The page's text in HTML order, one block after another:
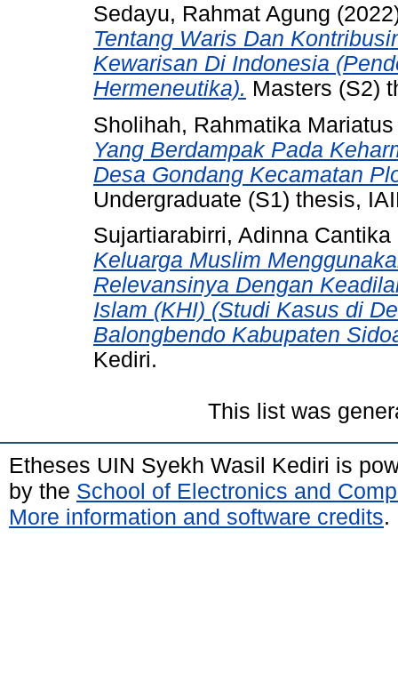
Sedayu, Rahmat Agung
Tentang Waris Dan
Kewarisan Di Indonesia
Hermeneutika). Masters (S2)
Sholihah, Rahmatika Mariatus
Yang Berdampak Pada
Desa Gondang Kecamatan
Undergraduate (S1) thesis,
Sujartiarabirri, Adinna Cantika
Keluarga Muslim
Relevansinya Dengan
Islam (KHI) (Studi Kasus di
Balongbendo Kabupaten
Kediri.
This list was
Etheses UIN Syekh Wasil Kediri is
by the School of Electronics and
More information and software credits.